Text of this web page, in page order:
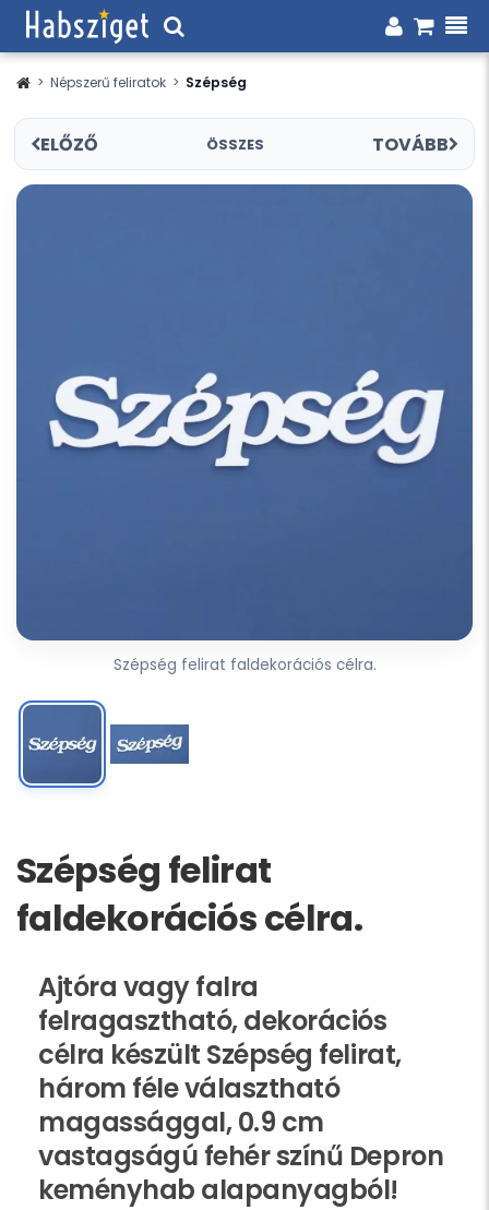
> Népszerű feliratok > Szépség
ELŐZŐ ÖSSZES TOVÁBB
Szépség felirat faldekorációs célra.
Szépség felirat
faldekorációs célra.
Ajtóra vagy falra
felragasztható, dekorációs
célra készült Szépség felirat,
három féle választható
magassággal, 0.9 cm
vastagságú fehér színű Depron
keményhab alapanyagból!